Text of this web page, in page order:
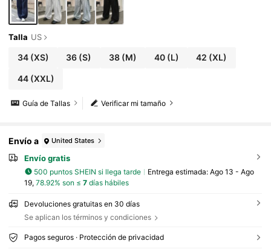
Talla US
34(XS) 36 (S) 38(M) 40(L) 42 (XL)
44(XXL)
Verificar mi tamaño
Guía de Tallas
Envío a United States
Envío gratis
500 puntos SHEIN si llega tarde Entrega estimada: Ago 13 - Ago
19, 78.92% son ≤ 7días hábiles
Devoluciones gratuitas en 30 días
Se aplican los términos y condiciones
Pagos seguros · Protección de privacidad